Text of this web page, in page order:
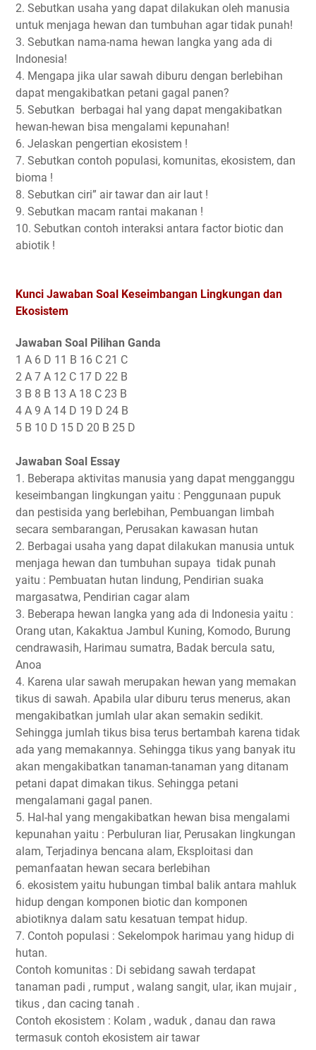
2. Sebutkan usaha yang dapat dilakukan oleh manusia
untuk menjaga hewan dan tumbuhan agar tidak punah!
3. Sebutkan nama-nama hewan langka yang ada di
Indonesia!
4. Mengapa jika ular sawah diburu dengan berlebihan
dapat mengakibatkan petani gagal panen?
5. Sebutkan berbagai hal yang dapat mengakibatkan
hewan-hewan bisa mengalami kepunahan!
6. Jelaskan pengertian ekosistem !
7. Sebutkan contoh populasi, komunitas, ekosistem, dan
bioma !
8. Sebutkan ciri” air tawar dan air laut !
9. Sebutkan macam rantai makanan !
10. Sebutkan contoh interaksi antara factor biotic dan
abiotik !
Kunci Jawaban Soal Keseimbangan Lingkungan dan
Ekosistem
Jawaban Soal Pilihan Ganda
1 A 6 D 11 B 16 C 21 C
2 A 7 A 12 C 17 D 22 B
3 B 8 B 13 A 18 C 23 B
4 A 9 A 14 D 19 D 24 B
5 B 10 D 15 D 20 B 25 D
Jawaban Soal Essay
1. Beberapa aktivitas manusia yang dapat mengganggu
keseimbangan lingkungan yaitu : Penggunaan pupuk
dan pestisida yang berlebihan, Pembuangan limbah
secara sembarangan, Perusakan kawasan hutan
2. Berbagai usaha yang dapat dilakukan manusia untuk
menjaga hewan dan tumbuhan supaya tidak punah
yaitu : Pembuatan hutan lindung, Pendirian suaka
margasatwa, Pendirian cagar alam
3. Beberapa hewan langka yang ada di Indonesia yaitu :
Orang utan, Kakaktua Jambul Kuning, Komodo, Burung
cendrawasih, Harimau sumatra, Badak bercula satu,
Anoa
4. Karena ular sawah merupakan hewan yang memakan
tikus di sawah. Apabila ular diburu terus menerus, akan
mengakibatkan jumlah ular akan semakin sedikit.
Sehingga jumlah tikus bisa terus bertambah karena tidak
ada yang memakannya. Sehingga tikus yang banyak itu
akan mengakibatkan tanaman-tanaman yang ditanam
petani dapat dimakan tikus. Sehingga petani
mengalamani gagal panen.
5. Hal-hal yang mengakibatkan hewan bisa mengalami
kepunahan yaitu : Perbuluran liar, Perusakan lingkungan
alam, Terjadinya bencana alam, Eksploitasi dan
pemanfaatan hewan secara berlebihan
6. ekosistem yaitu hubungan timbal balik antara mahluk
hidup dengan komponen biotic dan komponen
abiotiknya dalam satu kesatuan tempat hidup.
7. Contoh populasi : Sekelompok harimau yang hidup di
hutan.
Contoh komunitas : Di sebidang sawah terdapat
tanaman padi , rumput , walang sangit, ular, ikan mujair ,
tikus , dan cacing tanah .
Contoh ekosistem : Kolam , waduk , danau dan rawa
termasuk contoh ekosistem air tawar